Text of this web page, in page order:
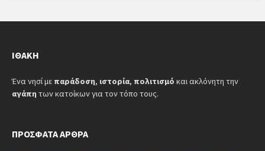
ΙΘΆΚΗ
Ένα νησί με παράδοση, ιστορία, πολιτισμό και ακλόνητη την
αγάπη των κατοίκων για τον τόπο τους.
ΠΡΌΣΦΑΤΑ ΆΡΘΡΑ